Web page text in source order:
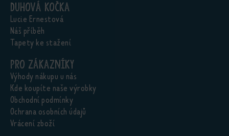
Duhová kočka
Lucie Ernestová
Náš příběh
Tapety ke stažení
Pro zákazníky
Výhody nákupu u nás
Kde koupíte naše výrobky
Obchodní podmínky
Ochrana osobních údajů
Vrácení zboží